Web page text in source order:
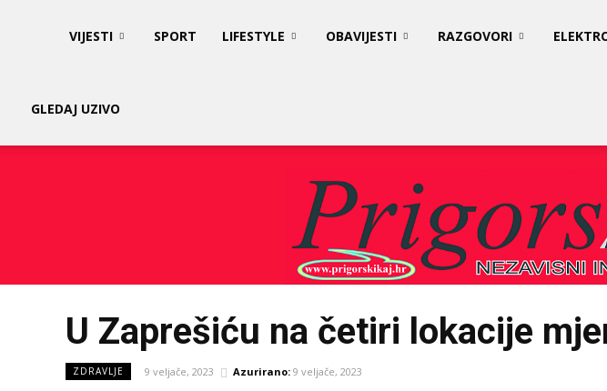
Kaj
VIJESTI SPORT LIFESTYLE OBAVIJESTI RAZGOVORI
GLEDAJ UZIVO
U Zaprešiću na četiri lokacije
ZDRAVLJE 9 veljače, 2023 Azurirano: 9 veljače, 2023